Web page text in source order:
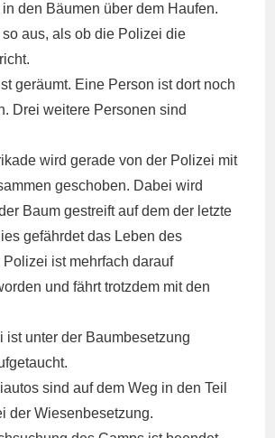
den Bäumen über dem Haufen.
aus, als ob die Polizei die
geräumt. Eine Person ist dort noch
Drei weitere Personen sind
wird gerade von der Polizei mit
geschoben. Dabei wird
Baum gestreift auf dem der letzte
gefährdet das Leben des
ist mehrfach darauf
und fährt trotzdem mit den
ist unter der Baumbesetzung
sind auf dem Weg in den Teil
der Wiesenbesetzung.